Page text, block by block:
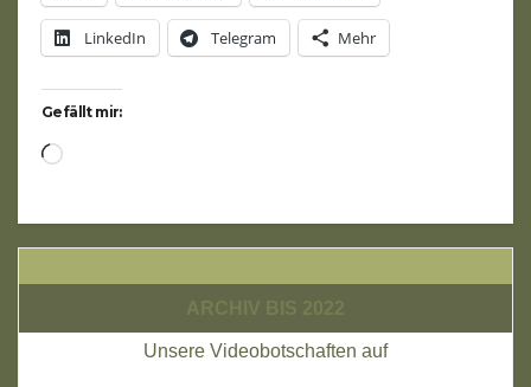
LinkedIn Telegram Mehr
Gefällt mir:
Wird
Unsere Videobotschaften auf